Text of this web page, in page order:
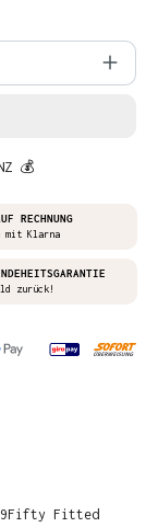
💰
RECHNUNG
mit Klarna
zurück!
Fitted